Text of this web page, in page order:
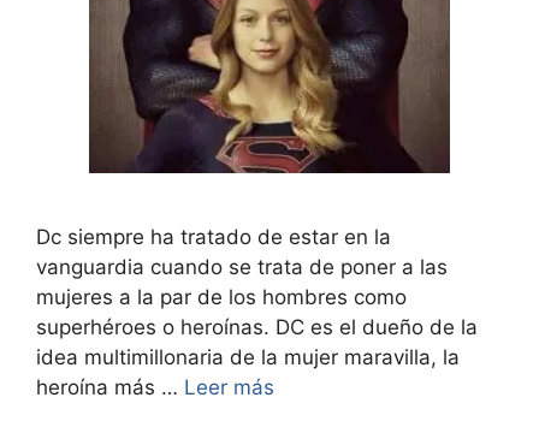
Dc siempre ha tratado de estar en la
vanguardia cuando se trata de poner a las
mujeres a la par de los hombres como
superhéroes o heroínas. DC es el dueño de la
idea multimillonaria de la mujer maravilla, la
heroína más … Leer más